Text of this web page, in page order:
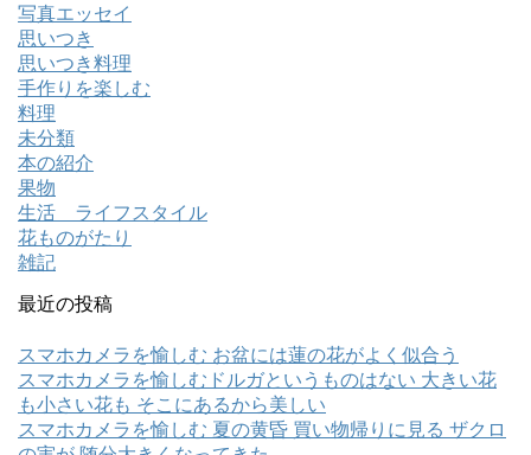
写真エッセイ
思いつき
思いつき料理
手作りを楽しむ
料理
未分類
本の紹介
果物
生活 ライフスタイル
花ものがたり
雑記
最近の投稿
スマホカメラを愉しむ お盆には蓮の花がよく似合う
スマホカメラを愉しむドルガというものはない 大きい花
も小さい花も そこにあるから美しい
スマホカメラを愉しむ 夏の黄昏 買い物帰りに見る ザクロ